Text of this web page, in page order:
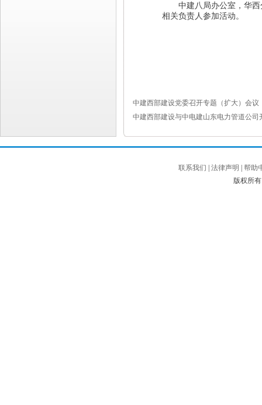
中建八局办公室，华西
相关负责人参加活动。
中建西部建设党委召开专题（扩大）会
中建西部建设与中电建山东电力管道公司
联系我们 法律声明
帮助
版权所